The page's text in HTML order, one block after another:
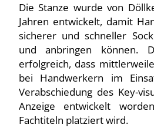
Die Stanze wurde von
Jahren entwickelt, damit
sicherer und schneller
und anbringen können.
erfolgreich, dass
bei Handwerkern im
Verabschiedung des Key-
Anzeige entwickelt
Fachtiteln platziert wird.